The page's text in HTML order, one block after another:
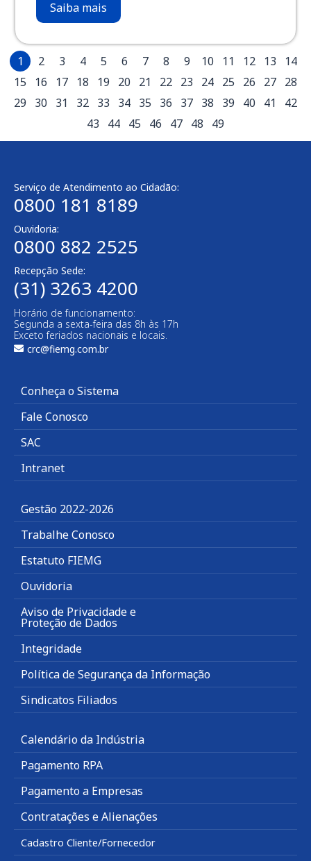
Saiba mais
1 2 3 4 5 6 7 8 9 10 11 12 13
14
15
16 17 18 19 20 21 22 23 24 25 26 27 28
29
30 31 32 33 34 35 36 37 38 39 40 41
42
43
44 45 46 47 48 49
Serviço de Atendimento ao Cidadão:
0800 181 8189
Ouvidoria:
0800 882 2525​
Recepção Sede:
(31) 3263 4200
Horário de funcionamento:
Segunda a sexta-feira das 8h às 17h
Exceto feriados nacionais e locais.
crc@fiemg.com.br
Conheça o Sistema
Fale Conosco
SAC
Intranet
Gestão 2022-2026
Trabalhe Conosco
Estatuto FIEMG
Ouvidoria
Aviso de Privacidade e
Proteção de Dados
Integridade
Política de Segurança da Informação
Sindicatos Filiados
Calendário da Indústria
Pagamento RPA
Pagamento a Empresas
Contratações e Alienações
Cadastro Cliente/Fornecedor